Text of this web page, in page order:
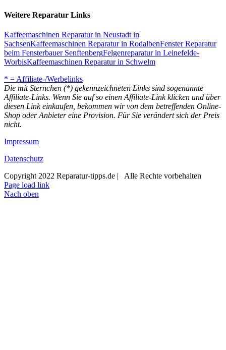
Weitere Reparatur Links
Kaffeemaschinen Reparatur in Neustadt in
SachsenKaffeemaschinen Reparatur in RodalbenFenster Reparatur
beim Fensterbauer SenftenbergFelgenreparatur in Leinefelde-
WorbisKaffeemaschinen Reparatur in Schwelm
* = Affiliate-/Werbelinks
Die mit Sternchen (*) gekennzeichneten Links sind sogenannte
Affiliate-Links. Wenn Sie auf so einen Affiliate-Link klicken und über
diesen Link einkaufen, bekommen wir von dem betreffenden Online-
Shop oder Anbieter eine Provision. Für Sie verändert sich der Preis
nicht.
Impressum
Datenschutz
Copyright 2022 Reparatur-tipps.de | Alle Rechte vorbehalten
Page load link
Nach oben